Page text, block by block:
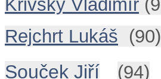
Křivský Vladimír
Rejchrt Lukáš (90)
Souček Jiří
(94)